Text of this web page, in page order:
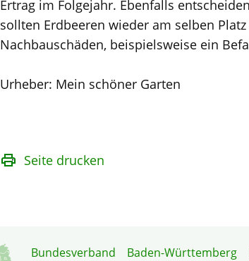
Ertrag im Folgejahr. Ebenfalls
sollten Erdbeeren wieder am selben
Nachbauschäden, beispielsweise ein
Urheber: Mein schöner Garten
Seite drucken
Bundesverband Baden-Württemberg